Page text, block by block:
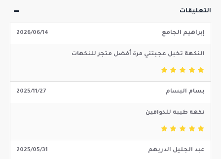
التعليقات
إبراهيم الجامع 2026/06/14
النكهة تخبل عجبتني مرة أفضل متجر للنكهات
بسام البسام 2025/11/27
نكهة طيبة للذواقين
عبد الجليل الدريهم 2025/05/31